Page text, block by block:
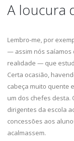
A loucura
Lembro-me, por
— assim nós saíamos
realidade — que
Certa ocasião,
cabeça muito quente
um dos chefes desta.
dirigentes da escola
concessões aos
acalmassem.